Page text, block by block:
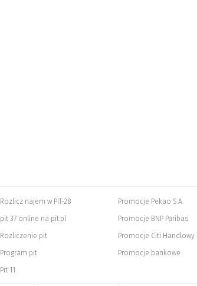
Rozlicz najem w PIT-28
pit 37 online na pit.pl
Rozliczenie pit
Program pit
Pit 11
Promocje Pekao S.A.
Promocje BNP Paribas
Promocje Citi Handlowy
Promocje bankowe